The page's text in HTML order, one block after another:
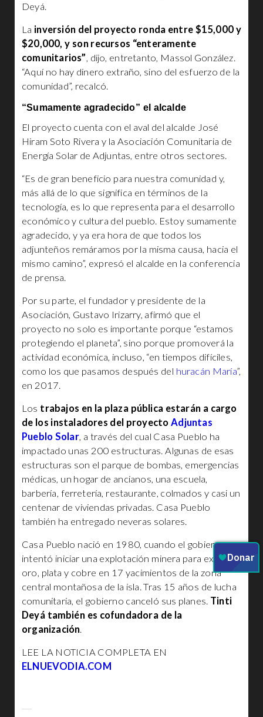
Deyá.
La inversión del proyecto ronda entre $15,000 y
$20,000, y son recursos “enteramente
comunitarios”, dijo, entretanto, Massol González.
“Aquí no hay dinero extraño, sino del esfuerzo de la
comunidad”, recalcó.
“Sumamente agradecido” el alcalde
El proyecto cuenta con el aval del alcalde José
Hiram Soto Rivera y la Asociación Comunitaria de
Energía Solar de Adjuntas, entre otros sectores.
“Es de gran beneficio para nuestra comunidad y,
más allá de lo que significa en términos de la
tecnología, es lo que representa para el desarrollo
económico y cultura del pueblo. Estoy sumamente
agradecido, y ya era hora de que todos los
adjunteños remáramos por la misma causa, hacia el
mismo camino”, expresó el alcalde en la conferencia
de prensa.
Por su parte, el fundador y presidente de la
Asociación, Gustavo Irizarry, afirmó que el
proyecto no solo es importante porque “estamos
protegiendo el planeta”, sino porque promoverá la
actividad económica, incluso, “en tiempos difíciles,
como los que pasamos después del huracán María”,
en 2017.
Los trabajos en la plaza pública estarán a cargo
de los instaladores del proyectoAdjuntas
Pueblo Solar, a través del cual Casa Pueblo ha
impactado unas 200 estructuras. Algunas de esas
estructuras son el parque de bombas, emergencias
médicas, un hogar de ancianos, una escuela,
barbería, ferretería, restaurante, colmados y casi un
centenar de viviendas privadas. Casa Pueblo
también ha entregado neveras solares.
Casa Pueblo nació en 1980, cuando el gobierno
intentó iniciar una explotación minera para extraer
oro, plata y cobre en 17 yacimientos de la zona
central montañosa de la isla. Tras 15 años de lucha
comunitaria, el gobierno canceló sus planes. Tinti
Deyá también es cofundadora de la
organización.
LEE LA NOTICIA COMPLETA EN
ELNUEVODIA.COM